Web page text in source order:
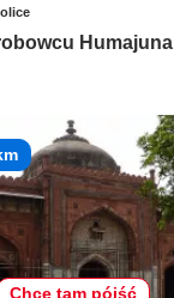
Humajuna
Chcę tam pójść